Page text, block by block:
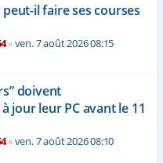
il faire ses courses
«ven. 7 août 2026 08:15
doivent
jour leur PC avant le 11
«ven. 7 août 2026 08:10